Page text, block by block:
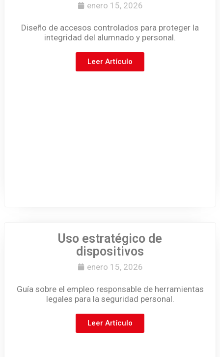
enero 15, 2026
Diseño de accesos controlados para proteger la
integridad del alumnado y personal.
Leer Artículo
Uso estratégico de
dispositivos
enero 15, 2026
Guía sobre el empleo responsable de herramientas
legales para la seguridad personal.
Leer Artículo